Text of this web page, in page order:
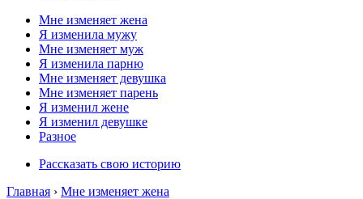
Мне изменяет жена
Я изменила мужу
Мне изменяет муж
Я изменила парню
Мне изменяет девушка
Мне изменяет парень
Я изменил жене
Я изменил девушке
Разное
Рассказать свою историю
Главная › Мне изменяет жена